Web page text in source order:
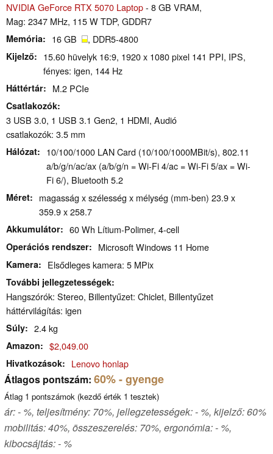
NVIDIA GeForce RTX 5070 Laptop- 8 GB VRAM,
Mag: 2347 MHz, 115 W TDP, GDDR7
Memória 16 GB , DDR5-4800
Kijelző
15.60 hüvelyk 16:9, 1920 x 1080 pixel 141 PPI, IPS,
fényes: igen, 144 Hz
Háttértár M.2 PCIe
Csatlakozók
3 USB 3.0, 1 USB 3.1 Gen2, 1 HDMI, Audió
csatlakozók: 3.5 mm
Hálózat
10/100/1000 LAN Card (10/100/1000MBit/s), 802.11
a/b/g/n/ac/ax (a/b/g/n = Wi-Fi 4/ac = Wi-Fi 5/ax = Wi-
Fi 6/), Bluetooth 5.2
Méret
magasság x szélesség x mélység (mm-ben) 23.9 x
359.9 x 258.7
Akkumulátor 60 Wh Lítium-Polimer, 4-cell
Operációs rendszer Microsoft Windows 11 Home
Kamera Elsődleges kamera: 5 MPix
További jellegzetességek
Hangszórók: Stereo, Billentyűzet: Chiclet, Billentyűzet
háttérvilágítás: igen
Súly 2.4 kg
Amazon $2,049.00
Hivatkozások Lenovo honlap
Átlagos pontszám: 60%- gyenge
Átlag 1 pontszámok (kezdő érték 1 tesztek)
ár: - %, teljesítmény: 70%, jellegzetességek: - %, kijelző: 60%
mobilitás: 40%, összeszerelés: 70%, ergonómia: - %,
kibocsájtás: - %